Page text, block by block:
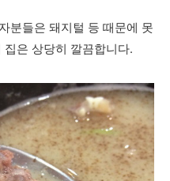
분들은 돼지털 등 때문에 못
은 상당히 깔끔합니다.